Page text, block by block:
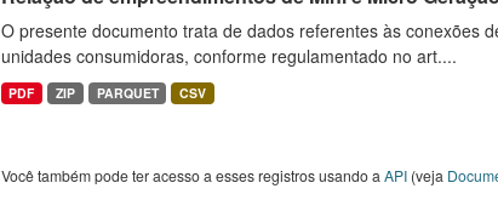
O presente documento trata de dados referentes às conexões
unidades consumidoras, conforme regulamentado no art....
PDF ZIP PARQUET CSV
Você também pode ter acesso a esses registros usando a API(veja